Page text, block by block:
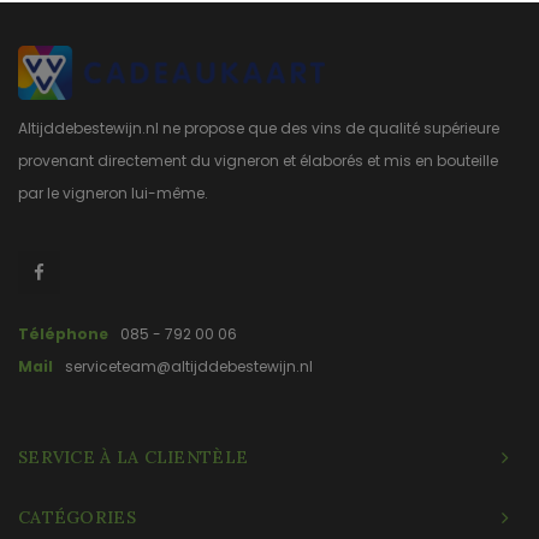
Altijddebestewijn.nl ne propose que des vins de qualité supérieure
provenant directement du vigneron et élaborés et mis en bouteille
par le vigneron lui-même.
Téléphone
085 - 792 00 06
Mail
serviceteam@altijddebestewijn.nl
SERVICE À LA CLIENTÈLE
CATÉGORIES